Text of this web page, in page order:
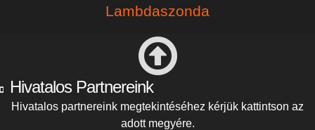
Lambdaszonda
Hivatalos Partnereink
Hivatalos partnereink megtekintéséhez kérjük kattintson az
adott megyére.